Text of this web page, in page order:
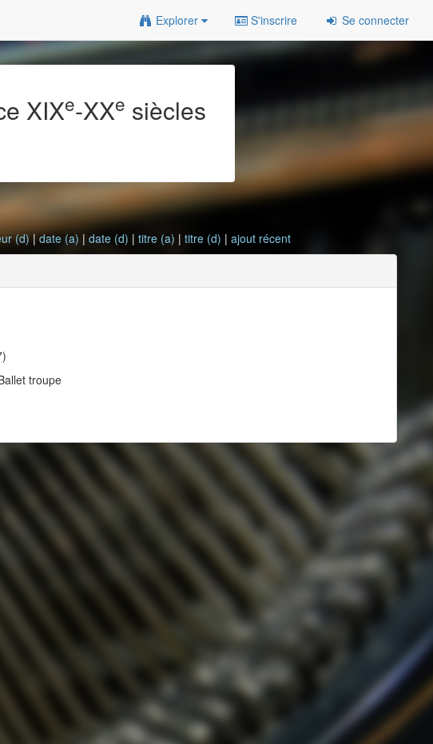
Explorer S'inscrire Se connecter
XIXe-XXe siècles
(d)|date (a) |date (d) |titre (a) |titre (d) |ajout récent
troupe